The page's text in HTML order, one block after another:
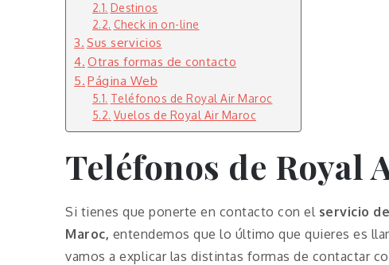
Destinos
Check in on-line
Sus servicios
Otras formas de contacto
Página Web
Teléfonos de Royal Air Maroc
Vuelos de Royal Air Maroc
Teléfonos de Royal
Si tienes que ponerte en contacto con el servicio
Maroc, entendemos que lo último que quieres es
vamos a explicar las distintas formas de contactar